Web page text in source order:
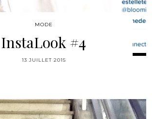
MODE
InstaLook #4
13 JUILLET 2015